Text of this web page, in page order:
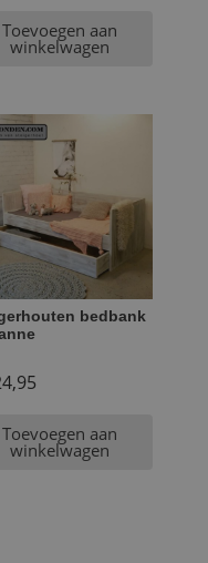
Toevoegen aan
winkelwagen
bedbank
Toevoegen aan
winkelwagen